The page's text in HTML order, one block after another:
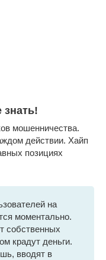
знать!
мошенничества.
действии. Хайп
позициях
на
моментально.
собственных
крадут деньги.
вводят в